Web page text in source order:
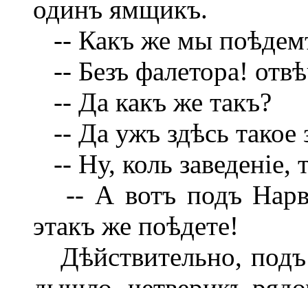
одинъ ямщикъ.
-- Какъ же мы
-- Безъ фалетора!
-- Да какъ же такъ?
-- Да ужъ здѣсь такое
-- Ну, коль заведеніе,
-- А вотъ подъ
этакъ же поѣдете!
Дѣйствительно, подъ